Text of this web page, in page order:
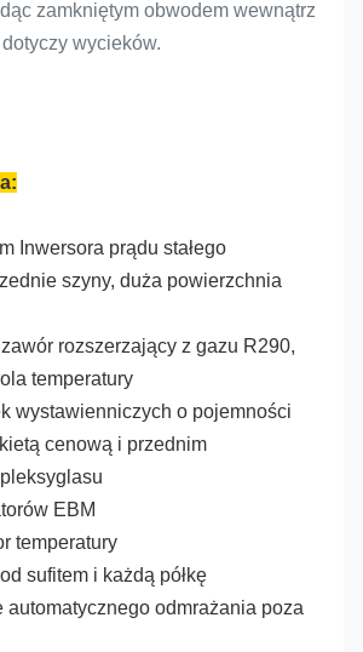
zamkniętym obwodem wewnątrz
wycieków.
Inwersora prądu stałego
szyny, duża powierzchnia
rozszerzający z gazu R290,
temperatury
wystawienniczych o pojemności
cenową i przednim
EBM
temperatury
sufitem i każdą półkę
odmrażania poza